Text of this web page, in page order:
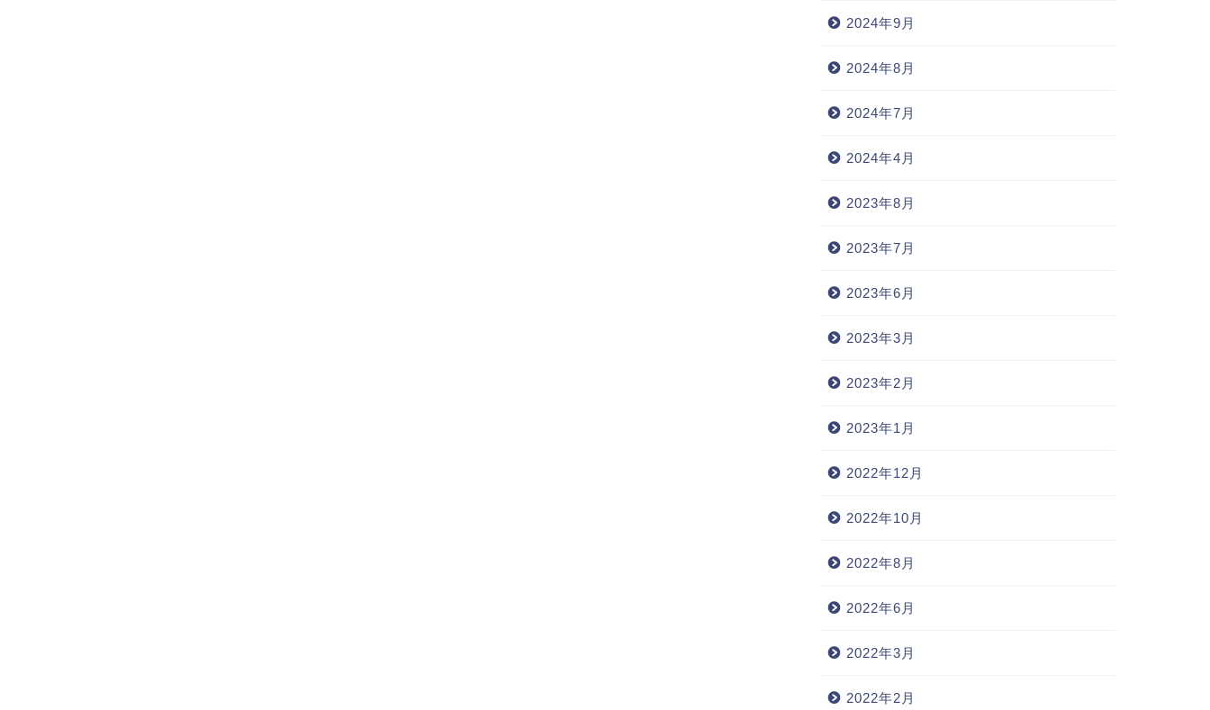
2024年9月
2024年8月
2024年7月
2024年4月
2023年8月
2023年7月
2023年6月
2023年3月
2023年2月
2023年1月
2022年12月
2022年10月
2022年8月
2022年6月
2022年3月
2022年2月